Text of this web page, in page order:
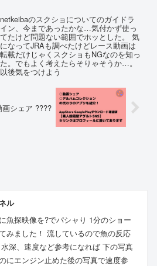
netkeibaのスクショについてのガイドラ
イン、今まであったかな…気付かず使っ
てたけど問題ない範囲でホッとした。 気
になってJRAも調べたけどレース動画は
転載だけじゃくスクショもNGなのを知っ
た。でもよく考えたらそりゃそうか…。
以後気をつけよう
シェア ????
ル
魚探映像を?でパシャり 1分のショー
みました！ 流しているので魚の反応
深、速度など参考になれば 下の写真
にエンジン止めた後の写真で速度参